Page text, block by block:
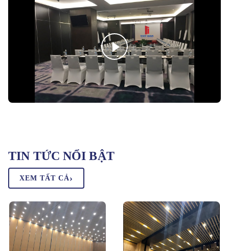
TIN TỨC NỔI BẬT
XEM TẤT CẢ ›